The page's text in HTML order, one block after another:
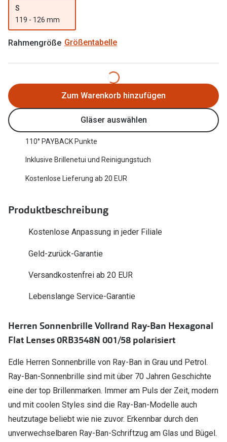
20% auf selbsttönende Gläser
Trends
Nuance Audio Brille
Ray-Ban Meta
Oakley Meta
Brillentrends 2026
Glaspakete
Glasveredelungen
Brillenbügel
Brillenetuis
Brillenkettchen
S
119 - 126 mm
Rahmengröße Größentabelle
Zum Warenkorb hinzufügen
Gläser auswählen
110° PAYBACK Punkte
Inklusive Brillenetui und Reinigungstuch
Kostenlose Lieferung ab 20 EUR
Produktbeschreibung
Kostenlose Anpassung in jeder Filiale
Geld-zurück-Garantie
Versandkostenfrei ab 20 EUR
Lebenslange Service-Garantie
Herren Sonnenbrille Vollrand Ray-Ban Hexagonal
Flat Lenses 0RB3548N 001/58 polarisiert
Edle Herren Sonnenbrille von Ray-Ban in Grau und Petrol.
Ray-Ban-Sonnenbrille sind mit über 70 Jahren Geschichte
eine der top Brillenmarken. Immer am Puls der Zeit, modern
und mit coolen Styles sind die Ray-Ban-Modelle auch
heutzutage beliebt wie nie zuvor. Erkennbar durch den
unverwechselbaren Ray-Ban-Schriftzug am Glas und Bügel.